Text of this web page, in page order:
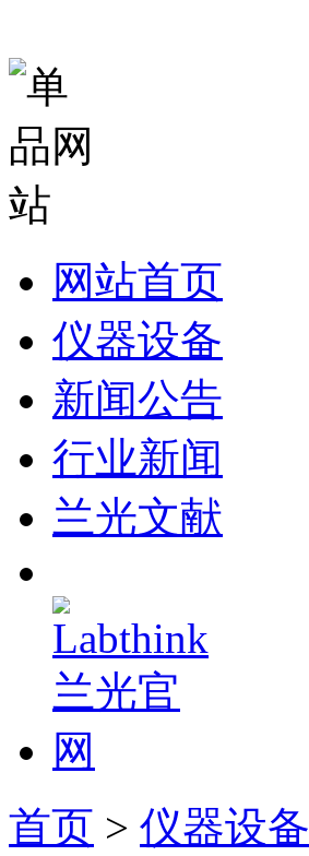
网站首页
仪器设备
新闻公告
行业新闻
兰光文献
首页 > 仪器设备